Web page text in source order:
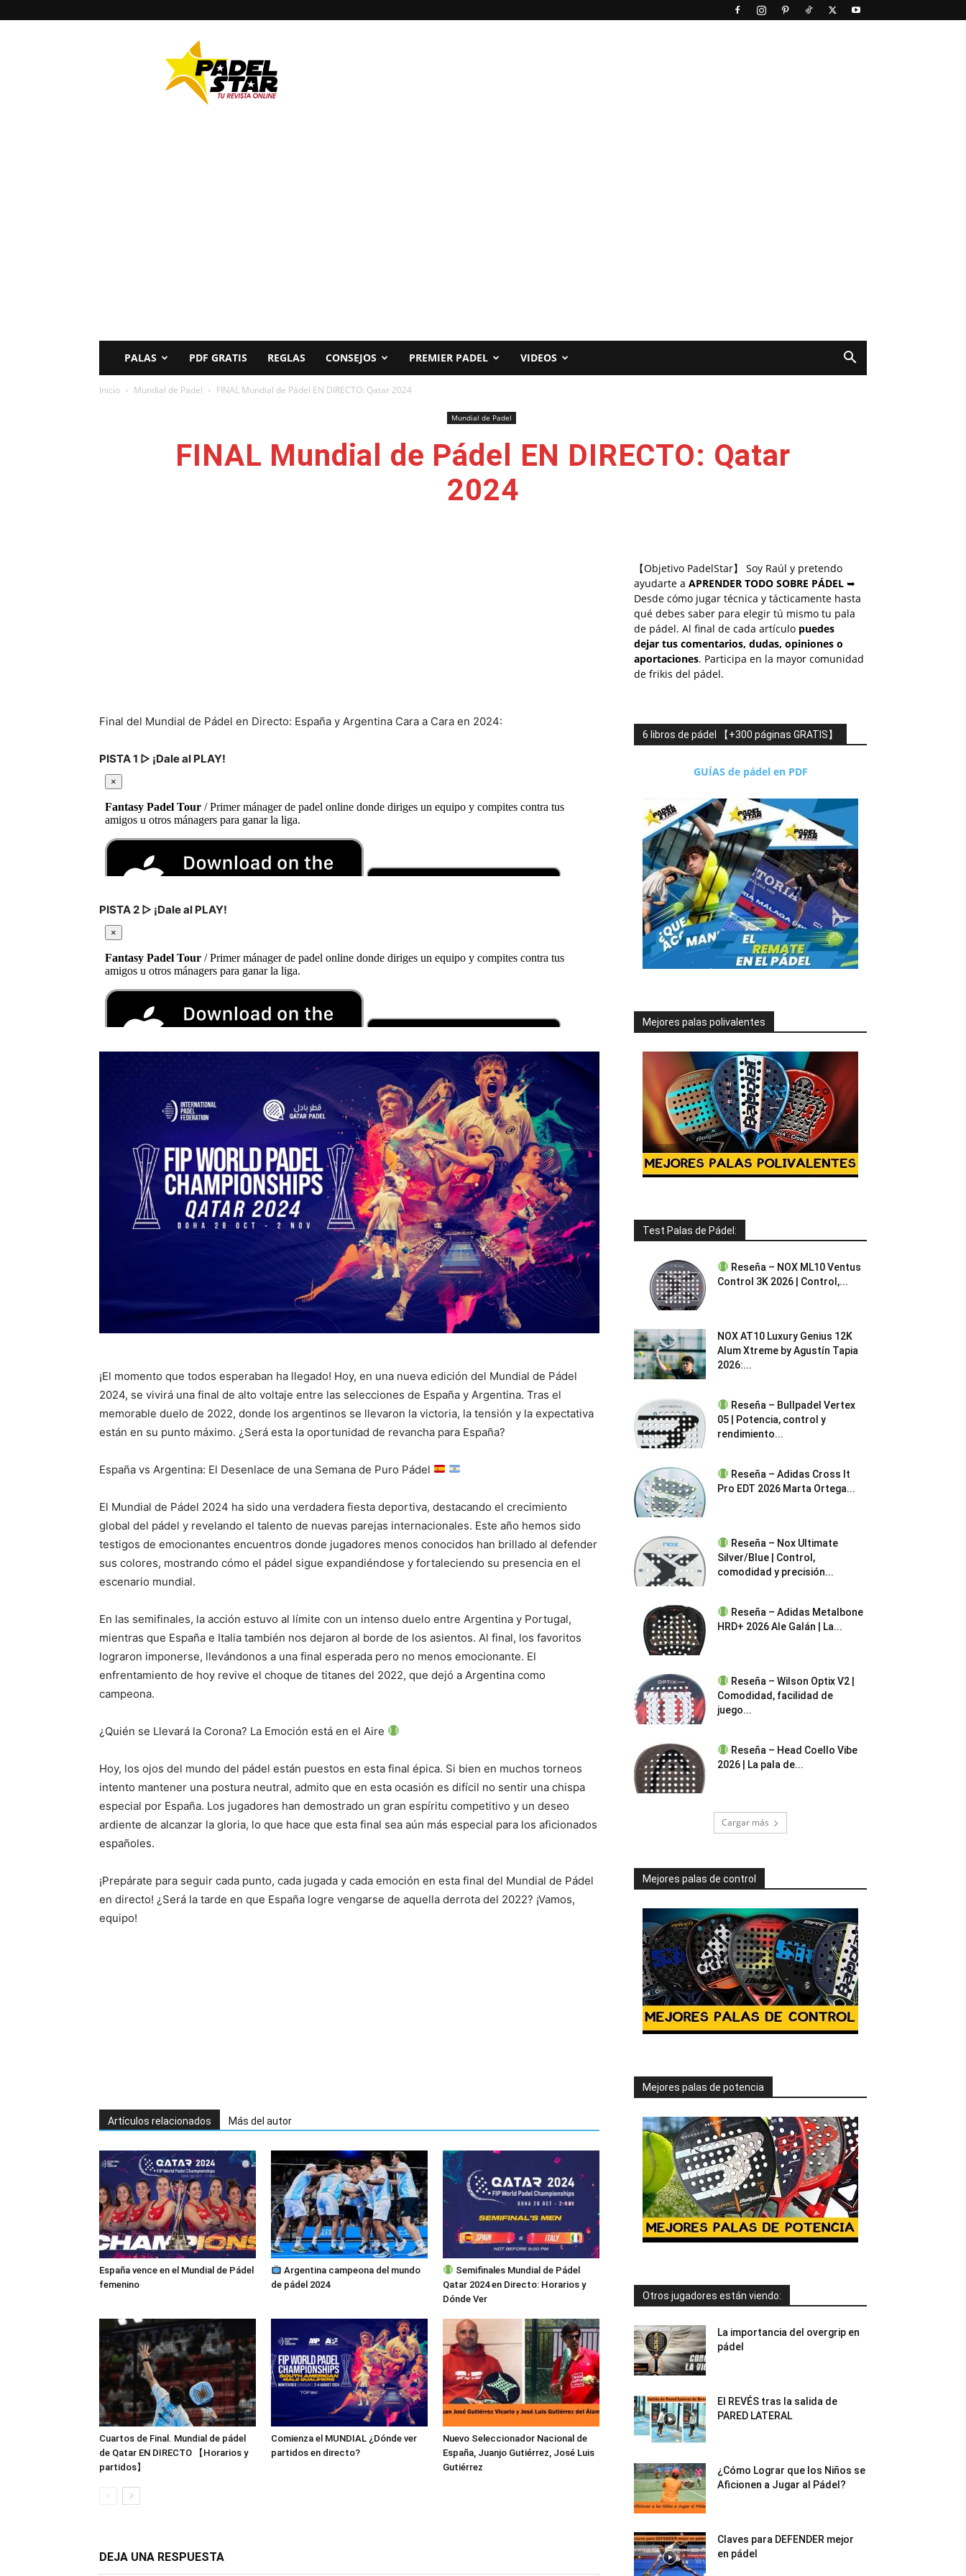
PADELSTAR
PALAS PDF GRATIS REGLAS CONSEJOS PREMIER PADEL VIDEOS
Inicio Mundial de Padel FINAL Mundial de Pádel EN DIRECTO: Qatar 2024
Mundial de Padel
FINAL Mundial de Pádel EN DIRECTO: Qatar
2024
Final del Mundial de Pádel en Directo: España y Argentina Cara a Cara en 2024:
PISTA 1 ▷ ¡Dale al PLAY!
PISTA 2 ▷ ¡Dale al PLAY!
¡El momento que todos esperaban ha llegado! Hoy, en una nueva edición del Mundial de Pádel
2024, se vivirá una final de alto voltaje entre las selecciones de España y Argentina. Tras el
memorable duelo de 2022, donde los argentinos se llevaron la victoria, la tensión y la expectativa
están en su punto máximo. ¿Será esta la oportunidad de revancha para España?
España vs Argentina: El Desenlace de una Semana de Puro Pádel
El Mundial de Pádel 2024 ha sido una verdadera fiesta deportiva, destacando el crecimiento
global del pádel y revelando el talento de nuevas parejas internacionales. Este año hemos sido
testigos de emocionantes encuentros donde jugadores menos conocidos han brillado al defender
sus colores, mostrando cómo el pádel sigue expandiéndose y fortaleciendo su presencia en el
escenario mundial.
En las semifinales, la acción estuvo al límite con un intenso duelo entre Argentina y Portugal,
mientras que España e Italia también nos dejaron al borde de los asientos. Al final, los favoritos
lograron imponerse, llevándonos a una final esperada pero no menos emocionante. El
enfrentamiento de hoy revive el choque de titanes del 2022, que dejó a Argentina como
campeona.
¿Quién se Llevará la Corona? La Emoción está en el Aire
Hoy, los ojos del mundo del pádel están puestos en esta final épica. Si bien en muchos torneos
intento mantener una postura neutral, admito que en esta ocasión es difícil no sentir una chispa
especial por España. Los jugadores han demostrado un gran espíritu competitivo y un deseo
ardiente de alcanzar la gloria, lo que hace que esta final sea aún más especial para los aficionados
españoles.
¡Prepárate para seguir cada punto, cada jugada y cada emoción en esta final del Mundial de Pádel
en directo! ¿Será la tarde en que España logre vengarse de aquella derrota del 2022? ¡Vamos,
equipo!
Artículos relacionados Más del autor
España vence en el Mundial de Pádel
femenino
Argentina campeona del mundo
de pádel 2024
Semifinales Mundial de Pádel
Qatar 2024 en Directo: Horarios y
Dónde Ver
Cuartos de Final. Mundial de pádel
de Qatar EN DIRECTO 【Horarios y
partidos】
Comienza el MUNDIAL ¿Dónde ver
partidos en directo?
Nuevo Seleccionador Nacional de
España, Juanjo Gutiérrez, José Luis
Gutiérrez
DEJA UNA RESPUESTA
【Objetivo PadelStar】 Soy Raúl y pretendo
ayudarte a APRENDER TODO SOBRE PÁDEL ➥
Desde cómo jugar técnica y tácticamente hasta
qué debes saber para elegir tú mismo tu pala
de pádel. Al final de cada artículo puedes
dejar tus comentarios, dudas, opiniones o
aportaciones. Participa en la mayor comunidad
de frikis del pádel.
6 libros de pádel 【+300 páginas GRATIS】
GUÍAS de pádel en PDF
Mejores palas polivalentes
Test Palas de Pádel:
Reseña – NOX ML10 Ventus
Control 3K 2026 | Control,...
NOX AT10 Luxury Genius 12K
Alum Xtreme by Agustín Tapia
2026:...
Reseña – Bullpadel Vertex
05 | Potencia, control y
rendimiento...
Reseña – Adidas Cross It
Pro EDT 2026 Marta Ortega...
Reseña – Nox Ultimate
Silver/Blue | Control,
comodidad y precisión...
Reseña – Adidas Metalbone
HRD+ 2026 Ale Galán | La...
Reseña – Wilson Optix V2 |
Comodidad, facilidad de
juego...
Reseña – Head Coello Vibe
2026 | La pala de...
Cargar más
Mejores palas de control
Mejores palas de potencia
Otros jugadores están viendo:
La importancia del overgrip en
pádel
El REVÉS tras la salida de
PARED LATERAL
¿Cómo Lograr que los Niños se
Aficionen a Jugar al Pádel?
Claves para DEFENDER mejor
en pádel